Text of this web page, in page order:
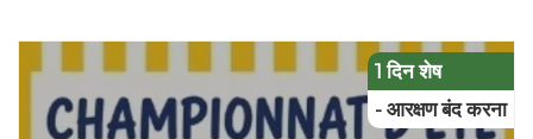
1 दिन शेष
- आरक्षण बंद करना